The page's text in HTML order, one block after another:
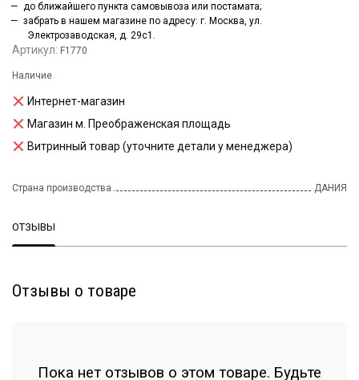
Артикул: F1770
Наличие
Интернет-магазин
Магазин м. Преображенская площадь
Витринный товар (уточните детали у менеджера)
Страна производства ДАНИЯ
до ближайшего пункта самовывоза или постамата;
забрать в нашем магазине по адресу: г. Москва, ул.
Электрозаводская, д. 29с1.
ОТЗЫВЫ
Отзывы о товаре
Пока нет отзывов о этом товаре. Будьте